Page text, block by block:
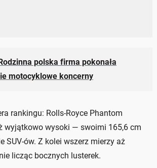
polska firma pokonała
motocyklowe koncerny
rankingu: Rolls-Royce Phantom
wyjątkowo wysoki — swoimi 165,6 cm
SUV-ów. Z kolei wszerz mierzy aż
licząc bocznych lusterek.